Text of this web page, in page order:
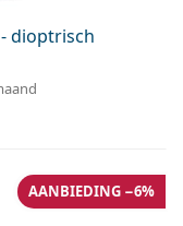
dioptrisch
AANBIEDING −6%